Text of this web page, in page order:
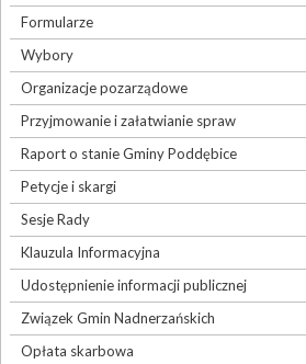
Formularze
Wybory
Organizacje pozarządowe
Przyjmowanie i załatwianie spraw
Raport o stanie Gminy Poddębice
Petycje i skargi
Sesje Rady
Klauzula Informacyjna
Udostępnienie informacji publicznej
Związek Gmin Nadnerzańskich
Opłata skarbowa